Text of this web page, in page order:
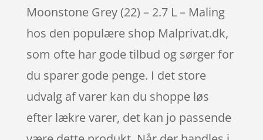
Moonstone Grey (22) – 2.7 L – Maling
hos den populære shop Malprivat.dk,
som ofte har gode tilbud og sørger for
du sparer gode penge. I det store
udvalg af varer kan du shoppe løs
efter lækre varer, det kan jo passende